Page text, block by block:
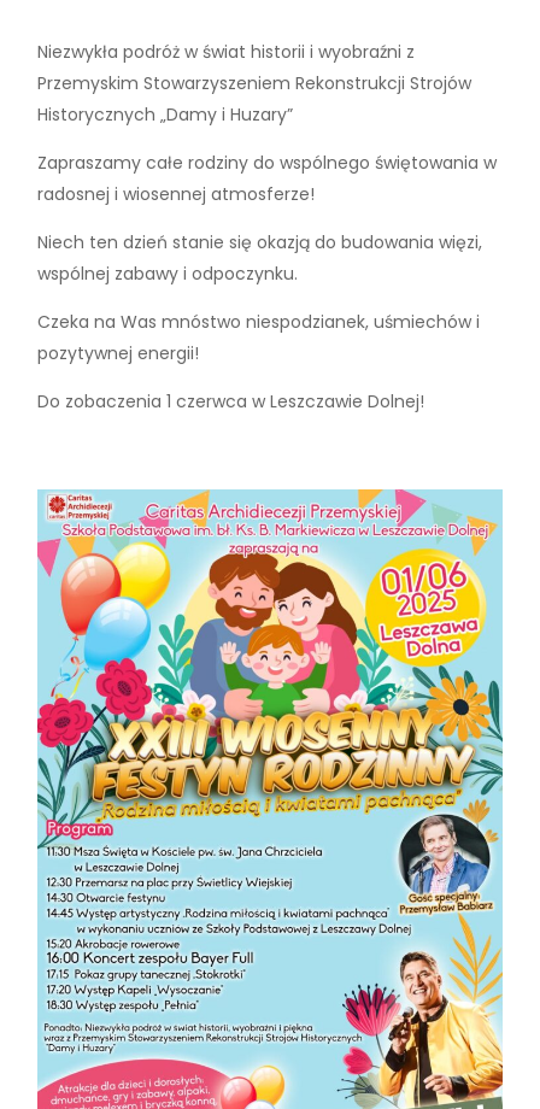
Niezwykła podróż w świat historii i wyobraźni z
Przemyskim Stowarzyszeniem Rekonstrukcji Strojów
Historycznych „Damy i Huzary”
Zapraszamy całe rodziny do wspólnego świętowania w
radosnej i wiosennej atmosferze!
Niech ten dzień stanie się okazją do budowania więzi,
wspólnej zabawy i odpoczynku.
Czeka na Was mnóstwo niespodzianek, uśmiechów i
pozytywnej energii!
Do zobaczenia 1 czerwca w Leszczawie Dolnej!